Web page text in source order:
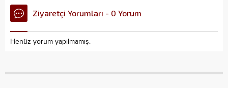
Ziyaretçi Yorumları - 0 Yorum
Henüz yorum yapılmamış.